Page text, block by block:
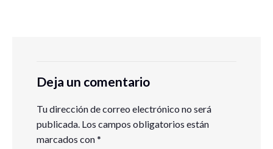
Deja un comentario
Tu dirección de correo electrónico no será
publicada. Los campos obligatorios están
marcados con*